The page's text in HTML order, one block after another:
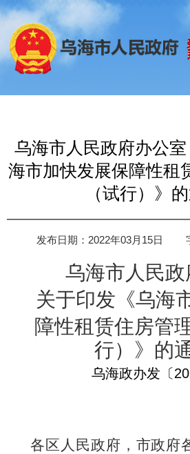
乌海市人民政府办公
海市加快发展保障性租
（试行）》
发布日期：2022年03月15日
乌海市人民政
关于印发《乌海
障性租赁住房管
行） 》的
乌海政办发〔
各区人民政府，市政府